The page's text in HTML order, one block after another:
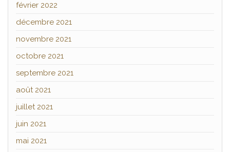
février 2022
décembre 2021
novembre 2021
octobre 2021
septembre 2021
août 2021
juillet 2021
juin 2021
mai 2021